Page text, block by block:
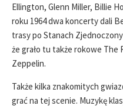
Ellington, Glenn Miller, Billie
roku 1964 dwa koncerty dali
trasy po Stanach
że grało tu także rokowe
Zeppelin.
Także kilka znakomitych
grać na tej scenie. Muzykę